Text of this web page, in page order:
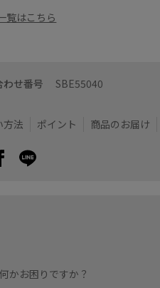
覧はこちら
わせ番号 SBE55040
方法
ポイント 商品のお届け
何かお困りですか？